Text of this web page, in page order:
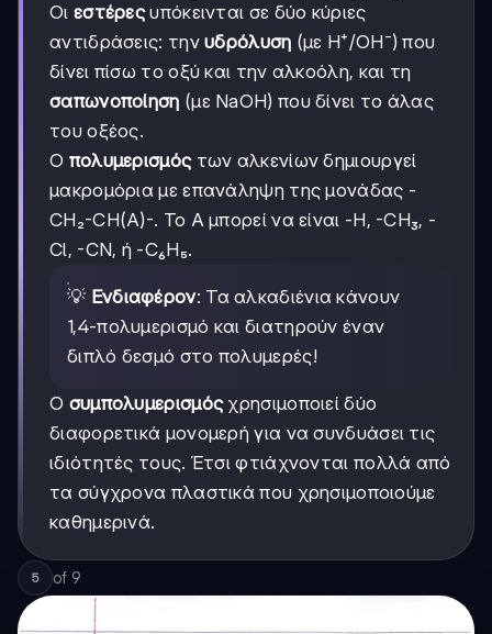
Οι εστέρεςυπόκεινται σε δύο κύριες
αντιδράσεις: τηνυδρόλυση (με H⁺/OH⁻) που
δίνει πίσω το οξύ και την αλκοόλη, και τη
σαπωνοποίηση (με NaOH) που δίνει το άλας
του οξέος.
Ο πολυμερισμόςτων αλκενίων δημιουργεί
μακρομόρια με επανάληψη της μονάδας -
CH₂-CH(A)-. Το Α μπορεί να είναι -H, -CH₃, -
Cl, -CN, ή -C₆H₅.
💡 Ενδιαφέρον: Τα αλκαδιένια κάνουν
1,4-πολυμερισμό και διατηρούν έναν
διπλό δεσμό στο πολυμερές!
Ο συμπολυμερισμόςχρησιμοποιεί δύο
διαφορετικά μονομερή για να συνδυάσει τις
ιδιότητές τους. Έτσι φτιάχνονται πολλά από
τα σύγχρονα πλαστικά που χρησιμοποιούμε
καθημερινά.
5 of 9